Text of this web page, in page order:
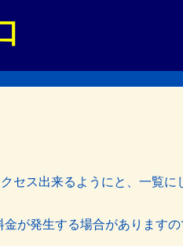
セス出来るようにと、一覧に
が発生する場合があります